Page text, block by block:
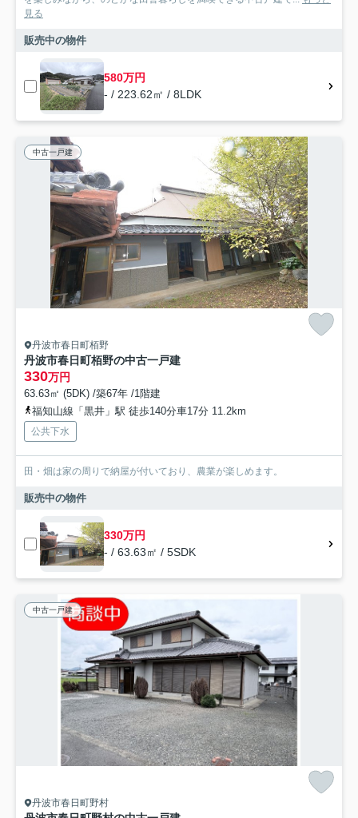
見る
販売中の物件
580万円
- / 223.62㎡ / 8LDK
中古一戸建
丹波市春日町栢野
丹波市春日町栢野の中古一戸建
330万円
63.63㎡ (5DK) /築67年 /1階建
福知山線「黒井」駅 徒歩140分車17分 11.2km
公共下水
田・畑は家の周りで納屋が付いており、農業が楽しめます。
販売中の物件
330万円
- / 63.63㎡ / 5SDK
中古一戸建
丹波市春日町野村